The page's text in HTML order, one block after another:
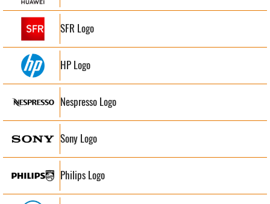
SFR Logo
HP Logo
Nespresso Logo
Sony Logo
Philips Logo